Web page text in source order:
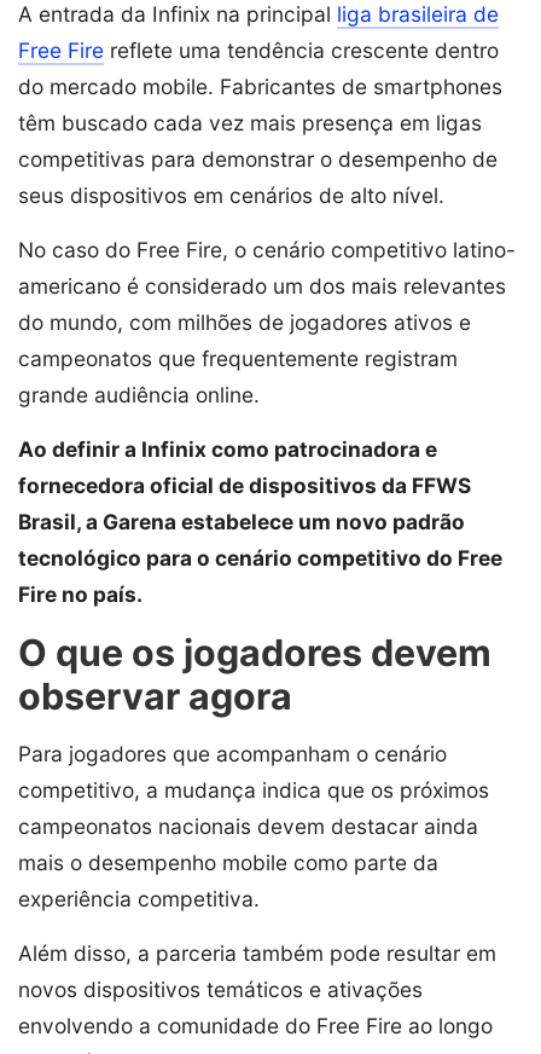
A entrada da Infinix na principal liga brasileira de
Free Fire reflete uma tendência crescente dentro
do mercado mobile. Fabricantes de smartphones
têm buscado cada vez mais presença em ligas
competitivas para demonstrar o desempenho de
seus dispositivos em cenários de alto nível.
No caso do Free Fire, o cenário competitivo latino-
americano é considerado um dos mais relevantes
do mundo, com milhões de jogadores ativos e
campeonatos que frequentemente registram
grande audiência online.
Ao definir a Infinix como patrocinadora e
fornecedora oficial de dispositivos da FFWS
Brasil, a Garena estabelece um novo padrão
tecnológico para o cenário competitivo do Free
Fire no país.
O que os jogadores devem
observar agora
Para jogadores que acompanham o cenário
competitivo, a mudança indica que os próximos
campeonatos nacionais devem destacar ainda
mais o desempenho mobile como parte da
experiência competitiva.
Além disso, a parceria também pode resultar em
novos dispositivos temáticos e ativações
envolvendo a comunidade do Free Fire ao longo